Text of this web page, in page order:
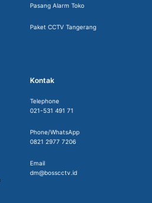
Pasang Alarm Toko
Paket CCTV Tangerang
Kontak
Telephone
021-531 491 71
Phone/WhatsApp
0821 2977 7206
Email
dm@bosscctv.id